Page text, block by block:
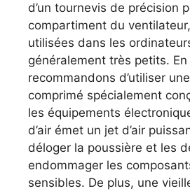
d’un tournevis de précision
compartiment du
utilisées dans les
généralement très petits.
recommandons d’utiliser
comprimé spécialement
les équipements
d’air émet un jet d’air
déloger la poussière et les
endommager les
sensibles. De plus, une